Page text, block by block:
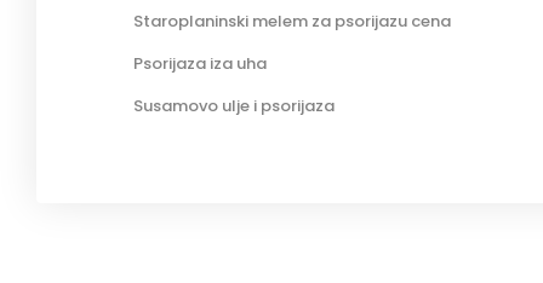
Staroplaninski melem za psorijazu cena
Psorijaza iza uha
Susamovo ulje i psorijaza